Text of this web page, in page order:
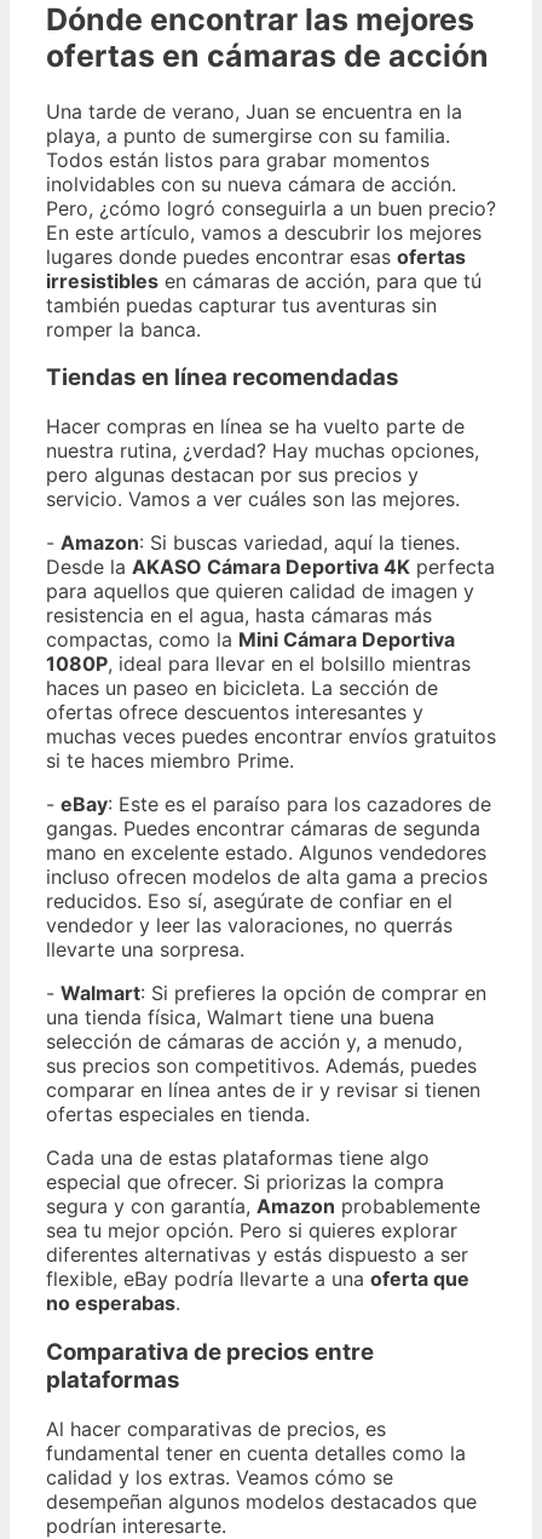
Dónde encontrar las mejores
ofertas en cámaras de acción
Una tarde de verano, Juan se encuentra en la
playa, a punto de sumergirse con su familia.
Todos están listos para grabar momentos
inolvidables con su nueva cámara de acción.
Pero, ¿cómo logró conseguirla a un buen precio?
En este artículo, vamos a descubrir los mejores
lugares donde puedes encontrar esas ofertas
irresistibles en cámaras de acción, para que tú
también puedas capturar tus aventuras sin
romper la banca.
Tiendas en línea recomendadas
Hacer compras en línea se ha vuelto parte de
nuestra rutina, ¿verdad? Hay muchas opciones,
pero algunas destacan por sus precios y
servicio. Vamos a ver cuáles son las mejores.
- Amazon: Si buscas variedad, aquí la tienes.
Desde la AKASO Cámara Deportiva 4K perfecta
para aquellos que quieren calidad de imagen y
resistencia en el agua, hasta cámaras más
compactas, como la Mini Cámara Deportiva
1080P, ideal para llevar en el bolsillo mientras
haces un paseo en bicicleta. La sección de
ofertas ofrece descuentos interesantes y
muchas veces puedes encontrar envíos gratuitos
si te haces miembro Prime.
- eBay: Este es el paraíso para los cazadores de
gangas. Puedes encontrar cámaras de segunda
mano en excelente estado. Algunos vendedores
incluso ofrecen modelos de alta gama a precios
reducidos. Eso sí, asegúrate de confiar en el
vendedor y leer las valoraciones, no querrás
llevarte una sorpresa.
- Walmart: Si prefieres la opción de comprar en
una tienda física, Walmart tiene una buena
selección de cámaras de acción y, a menudo,
sus precios son competitivos. Además, puedes
comparar en línea antes de ir y revisar si tienen
ofertas especiales en tienda.
Cada una de estas plataformas tiene algo
especial que ofrecer. Si priorizas la compra
segura y con garantía, Amazon probablemente
sea tu mejor opción. Pero si quieres explorar
diferentes alternativas y estás dispuesto a ser
flexible, eBay podría llevarte a una oferta que
no esperabas.
Comparativa de precios entre
plataformas
Al hacer comparativas de precios, es
fundamental tener en cuenta detalles como la
calidad y los extras. Veamos cómo se
desempeñan algunos modelos destacados que
podrían interesarte.